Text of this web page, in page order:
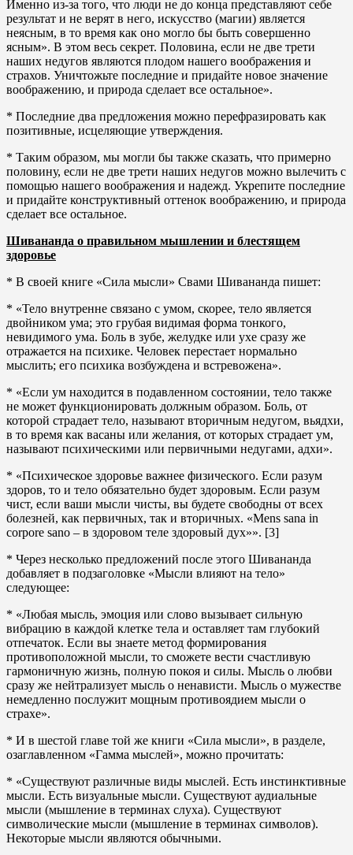
Именно из-за того, что люди не до конца представляют себе
результат и не верят в него, искусство (магии) является
неясным, в то время как оно могло бы быть совершенно
ясным». В этом весь секрет. Половина, если не две трети
наших недугов являются плодом нашего воображения и
страхов. Уничтожьте последние и придайте новое значение
воображению, и природа сделает все остальное».
* Последние два предложения можно перефразировать как
позитивные, исцеляющие утверждения.
* Таким образом, мы могли бы также сказать, что примерно
половину, если не две трети наших недугов можно вылечить с
помощью нашего воображения и надежд. Укрепите последние
и придайте конструктивный оттенок воображению, и природа
сделает все остальное.
Шивананда о правильном мышлении и блестящем
здоровье
* В своей книге «Сила мысли» Свами Шивананда пишет:
* «Тело внутренне связано с умом, скорее, тело является
двойником ума; это грубая видимая форма тонкого,
невидимого ума. Боль в зубе, желудке или ухе сразу же
отражается на психике. Человек перестает нормально
мыслить; его психика возбуждена и встревожена».
* «Если ум находится в подавленном состоянии, тело также
не может функционировать должным образом. Боль, от
которой страдает тело, называют вторичным недугом, вьядхи,
в то время как васаны или желания, от которых страдает ум,
называют психическими или первичными недугами, адхи».
* «Психическое здоровье важнее физического. Если разум
здоров, то и тело обязательно будет здоровым. Если разум
чист, если ваши мысли чисты, вы будете свободны от всех
болезней, как первичных, так и вторичных. «Mens sana in
corpore sano – в здоровом теле здоровый дух»». [3]
* Через несколько предложений после этого Шивананда
добавляет в подзаголовке «Мысли влияют на тело»
следующее:
* «Любая мысль, эмоция или слово вызывает сильную
вибрацию в каждой клетке тела и оставляет там глубокий
отпечаток. Если вы знаете метод формирования
противоположной мысли, то сможете вести счастливую
гармоничную жизнь, полную покоя и силы. Мысль о любви
сразу же нейтрализует мысль о ненависти. Мысль о мужестве
немедленно послужит мощным противоядием мысли о
страхе».
* И в шестой главе той же книги «Сила мысли», в разделе,
озаглавленном «Гамма мыслей», можно прочитать:
* «Существуют различные виды мыслей. Есть инстинктивные
мысли. Есть визуальные мысли. Существуют аудиальные
мысли (мышление в терминах слуха). Существуют
символические мысли (мышление в терминах символов).
Некоторые мысли являются обычными.